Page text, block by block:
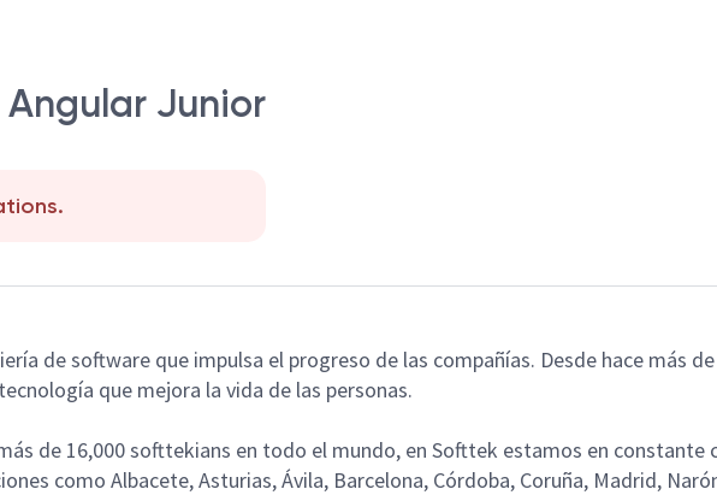
Junior
de software que impulsa el progreso de las compañías. Desde hace más
que mejora la vida de las personas.
de 16,000 softtekians en todo el mundo, en Softtek estamos en
como Albacete, Asturias, Ávila, Barcelona, Córdoba, Coruña, Madrid,